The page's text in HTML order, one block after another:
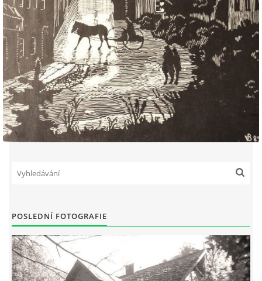
POSLEDNÍ FOTOGRAFIE